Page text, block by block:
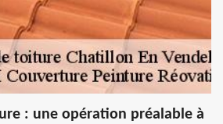
: une opération préalable à